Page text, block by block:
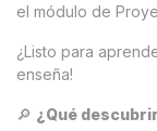
el módulo de
¿Listo para
enseña!
🔎 ¿Qué